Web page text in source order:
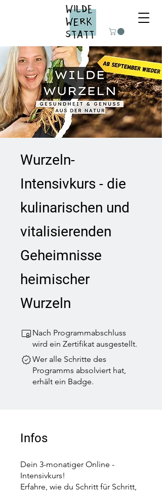
Wurzeln-
Intensivkurs - die
kulinarischen und
vitalisierenden
Geheimnisse
heimischer
Wurzeln
Nach Programmabschluss
wird ein Zertifikat ausgestellt.
Wer alle Schritte des
Programms absolviert hat,
erhält ein Badge.
Infos
Dein 3-monatiger Online -
Intensivkurs!
Erfahre, wie du Schritt für Schritt,